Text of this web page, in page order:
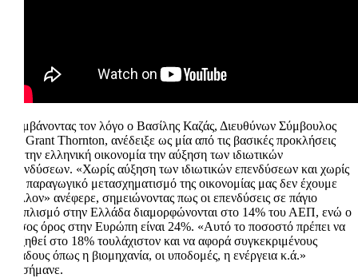
Λαμβάνοντας τον λόγο ο Βασίλης Καζάς, Διευθύνων Σύμβουλος
της Grant Thornton, ανέδειξε ως μία από τις βασικές προκλήσεις
για την ελληνική οικονομία την αύξηση των ιδιωτικών
επενδύσεων. «Χωρίς αύξηση των ιδιωτικών επενδύσεων και χωρίς
τον παραγωγικό μετασχηματισμό της οικονομίας μας δεν έχουμε
μέλλον» ανέφερε, σημειώνοντας πως οι επενδύσεις σε πάγιο
εξοπλισμό στην Ελλάδα διαμορφώνονται στο 14% του ΑΕΠ, ενώ ο
μέσος όρος στην Ευρώπη είναι 24%. «Αυτό το ποσοστό πρέπει να
αυξηθεί στο 18% τουλάχιστον και να αφορά συγκεκριμένους
κλάδους όπως η βιομηχανία, οι υποδομές, η ενέργεια κ.ά.»
επισήμανε.